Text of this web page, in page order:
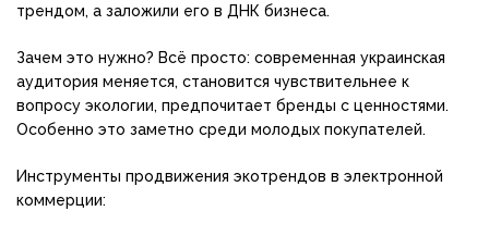
трендом, а заложили его в ДНК бизнеса.
Зачем это нужно? Всё просто: современная украинская
аудитория меняется, становится чувствительнее к
вопросу экологии, предпочитает бренды с ценностями.
Особенно это заметно среди молодых покупателей.
Инструменты продвижения экотрендов в электронной
коммерции: